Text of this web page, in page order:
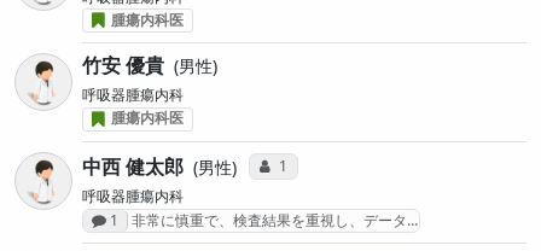
腫瘍内科医
竹安 優貴 男性
呼吸器腫瘍内科
腫瘍内科医
中西 健太郎 男性 コミュニケーション・タイプ投票数
1
呼吸器腫瘍内科
感想投稿数
1 非常に慎重で、検査結果を重視し、データ…